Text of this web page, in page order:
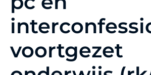
voortgezet